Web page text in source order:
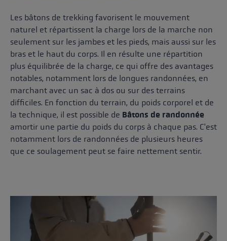
Les bâtons de trekking favorisent le mouvement
naturel et répartissent la charge lors de la marche non
seulement sur les jambes et les pieds, mais aussi sur les
bras et le haut du corps. Il en résulte une répartition
plus équilibrée de la charge, ce qui offre des avantages
notables, notamment lors de longues randonnées, en
marchant avec un sac à dos ou sur des terrains
difficiles. En fonction du terrain, du poids corporel et de
la technique, il est possible de Bâtons de randonnée
amortir une partie du poids du corps à chaque pas. C'est
notamment lors de randonnées de plusieurs heures
que ce soulagement peut se faire nettement sentir.